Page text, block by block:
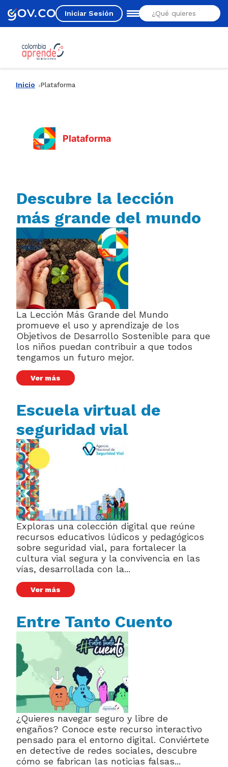
Iniciar Sesión
Estás aquí
Inicio Plataforma
Plataforma
Descubre la lección
más grande del mundo
La Lección Más Grande del Mundo
promueve el uso y aprendizaje de los
Objetivos de Desarrollo Sostenible para que
los niños puedan contribuir a que todos
tengamos un futuro mejor.
Ver más
Escuela virtual de
seguridad vial
Exploras una colección digital que reúne
recursos educativos lúdicos y pedagógicos
sobre seguridad vial, para fortalecer la
cultura vial segura y la convivencia en las
vías, desarrollada con la...
Ver más
Entre Tanto Cuento
¿Quieres navegar seguro y libre de
engaños? Conoce este recurso interactivo
pensado para el entorno digital. Conviértete
en detective de redes sociales, descubre
cómo se fabrican las noticias falsas...